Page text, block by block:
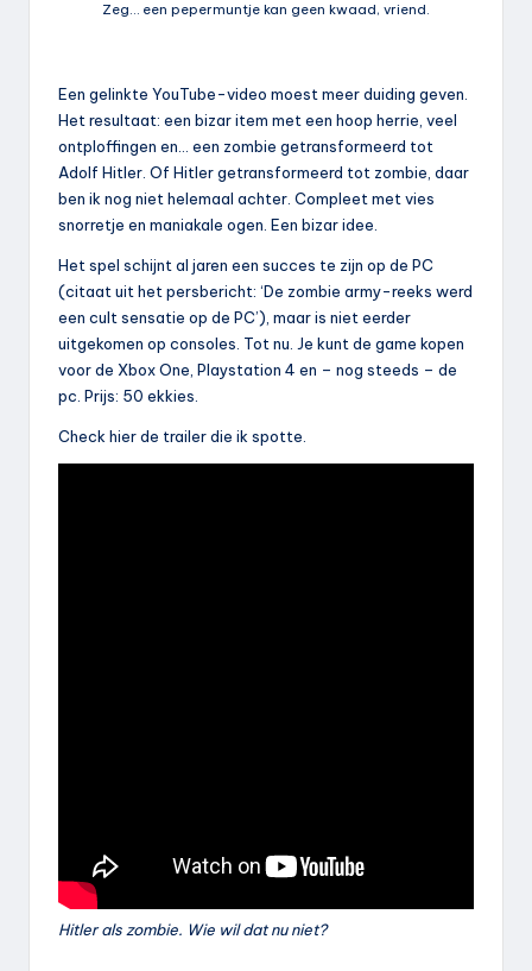
Zeg… een pepermuntje kan geen kwaad, vriend.
Een gelinkte YouTube-video moest meer duiding geven.
Het resultaat: een bizar item met een hoop herrie, veel
ontploffingen en… een zombie getransformeerd tot
Adolf Hitler. Of Hitler getransformeerd tot zombie, daar
ben ik nog niet helemaal achter. Compleet met vies
snorretje en maniakale ogen. Een bizar idee.
Het spel schijnt al jaren een succes te zijn op de PC
(citaat uit het persbericht: ‘De zombie army-reeks werd
een cult sensatie op de PC’), maar is niet eerder
uitgekomen op consoles. Tot nu. Je kunt de game kopen
voor de Xbox One, Playstation 4 en – nog steeds – de
pc. Prijs: 50 ekkies.
Check hier de trailer die ik spotte.
Hitler als zombie. Wie wil dat nu niet?